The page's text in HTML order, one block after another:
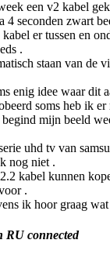
een v2 kabel
4 seconden zwart
er tussen en
.
staan van de
enig idee waar dit
soms heb ik er
mijn beeld
uhd tv van
nog niet .
kabel kunnen
.
ik hoor graag wat
RU connected